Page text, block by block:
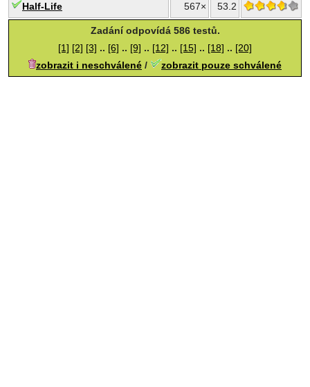
Half-Life 567× 53.2
Zadání odpovídá 586 testů.
[1] [2] [3] .. [6] .. [9] .. [12] .. [15] .. [18] .. [20]
zobrazit i neschválené / zobrazit pouze schválené